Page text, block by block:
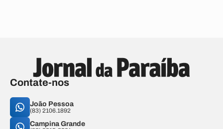
Contate-nos
João Pessoa
(83) 2106.1892
Campina Grande